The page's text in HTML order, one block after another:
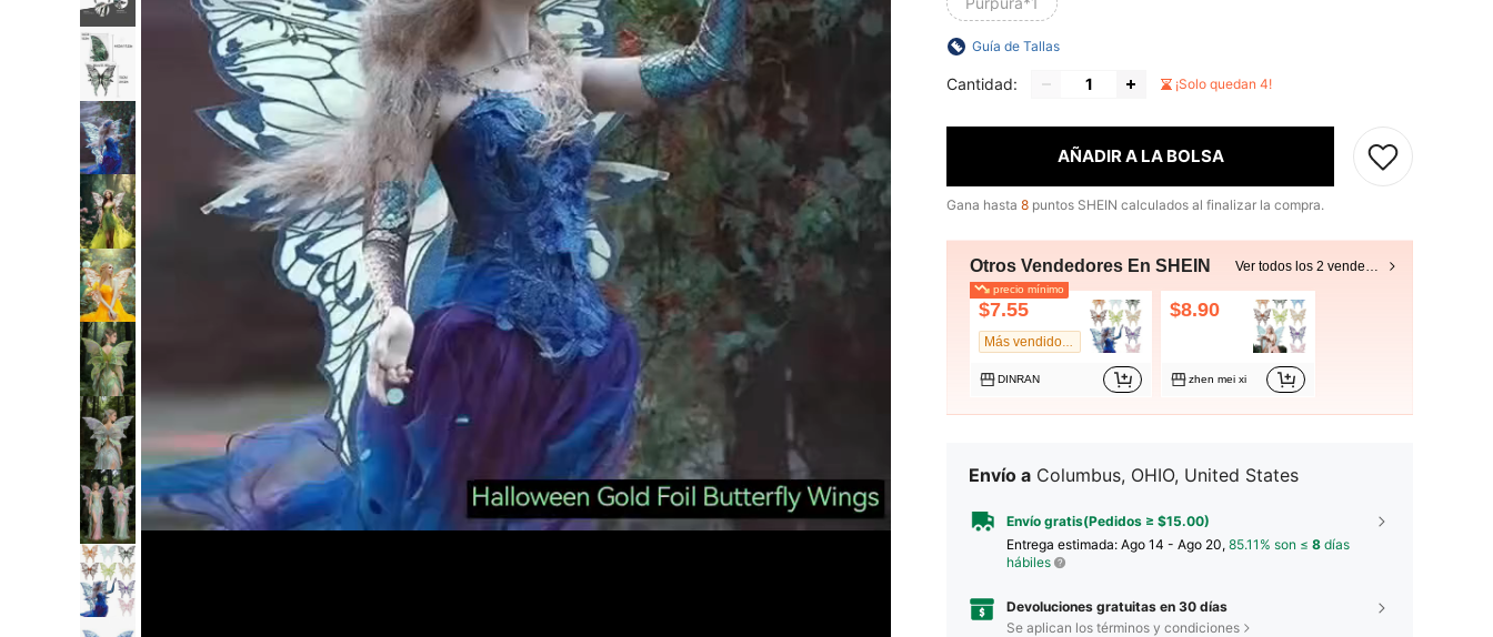
Guía de Tallas
Cantidad: ¡Solo quedan 4!
AÑADIR A LA BOLSA
Gana hasta 8 puntos SHEIN calculados al finalizar la compra.
Otros Vendedores En SHEIN
precio mínimo
$7.55
DINRAN
$8.90
zhen mei xi
Envío a Columbus, OHIO, United States
Envío gratis(Pedidos ≥ $15.00)
Entrega estimada: Ago 14 - Ago 20, 85.11% son ≤ 8 días
hábiles
Devoluciones gratuitas en 30 días
Se aplican los términos y condiciones